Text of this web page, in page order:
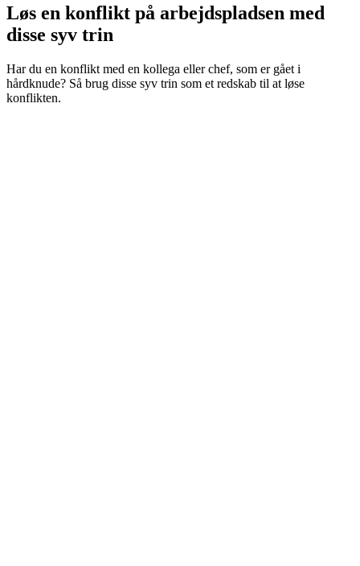
Løs en konflikt på arbejdspladsen med
disse syv trin
Har du en konflikt med en kollega eller chef, som er gået i
hårdknude? Så brug disse syv trin som et redskab til at løse
konflikten.